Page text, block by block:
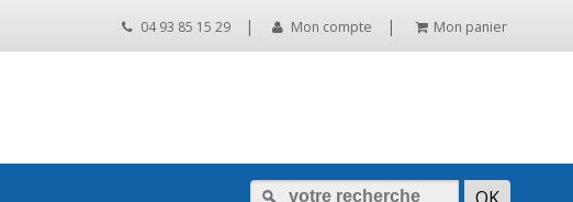
04 93 85 15 29 | Mon compte | Mon panier